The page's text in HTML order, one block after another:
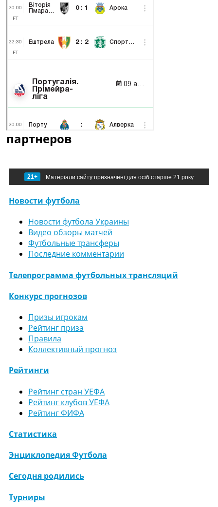
партнеров
21+ Матеріали сайту призначені для осіб старше 21 року
Новости футбола
Новости футбола Украины
Видео обзоры матчей
Футбольные трансферы
Последние комментарии
Телепрограмма футбольных трансляций
Конкурс прогнозов
Призы игрокам
Рейтинг приза
Правила
Коллективный прогноз
Рейтинги
Рейтинг стран УЕФА
Рейтинг клубов УЕФА
Рейтинг ФИФА
Статистика
Энциклопедия Футбола
Сегодня родились
Турниры